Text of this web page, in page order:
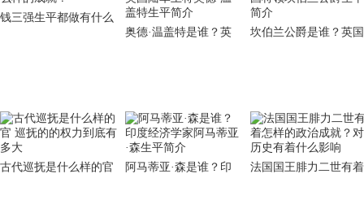
钱三强生平都做有什么
奥德·温盖特是谁？英
坎伯兰公爵是谁？英国
古代巡抚是什么样的官
阿马蒂亚·森是谁？印
法国国王腓力二世有着